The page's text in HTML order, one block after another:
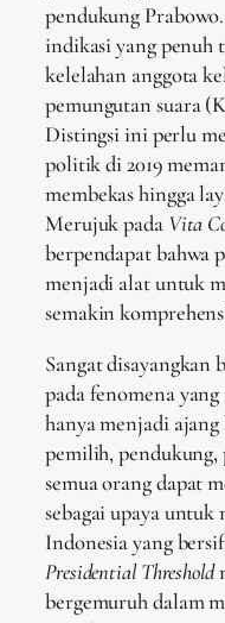
pendukung
indikasi yang penuh
kelelahan anggota
pemungutan suara
Distingsi ini perlu
politik di 2019
membekas hingga
Merujuk pada Vita
berpendapat bahwa
menjadi alat untuk
semakin
Sangat disayangkan
pada fenomena
hanya menjadi
pemilih, pendukung,
semua orang dapat
sebagai upaya
Indonesia yang
Presidential Threshold
bergemuruh dalam